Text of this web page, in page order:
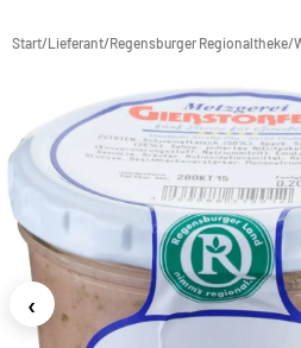
Start/Lieferant/Regensburger Regionaltheke/
‹